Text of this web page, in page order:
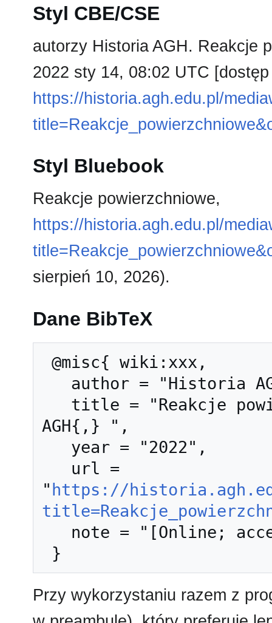
Styl CBE/CSE
autorzy Historia AGH. Reakcje
2022 sty 14, 08:02 UTC
https://historia.agh.edu.pl/
Styl Bluebook
Reakcje powierzchniowe,
https://historia.agh.edu.pl/
sierpień 10, 2026).
Dane BibTeX
AGH{,} ",
" https://
Przy wykorzystaniu razem z